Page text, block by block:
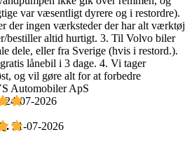
var væsentligt dyrere og i restordre).
der ingen værksteder der har alt værktøj
bestiller altid hurtigt. 3. Til Volvo biler
dele, eller fra Sverige (hvis i restord.).
lånebil i 3 dage. 4. Vi tager
og vil gøre alt for at forbedre
Automobiler ApS
24-07-2026
21-07-2026